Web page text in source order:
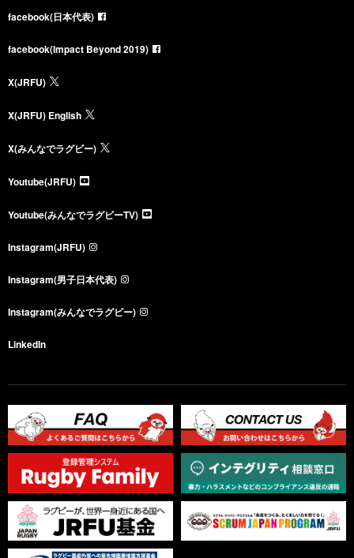
facebook(日本代表)
facebook(Impact Beyond 2019)
X(JRFU)
X(JRFU) English
X(みんなでラグビー)
Youtube(JRFU)
Youtube(みんなでラグビーTV)
Instagram(JRFU)
Instagram(男子日本代表)
Instagram(みんなでラグビー)
LinkedIn